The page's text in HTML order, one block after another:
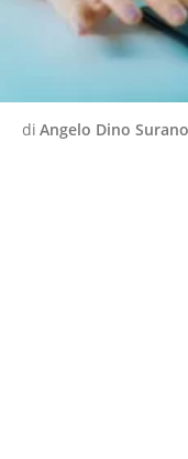
di Angelo Dino Surano